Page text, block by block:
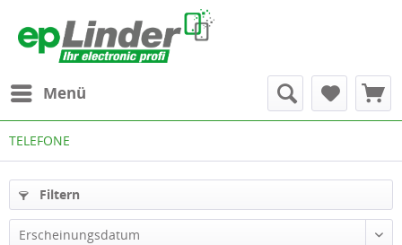
Menü
TELEFONE
Filtern
Erscheinungsdatum